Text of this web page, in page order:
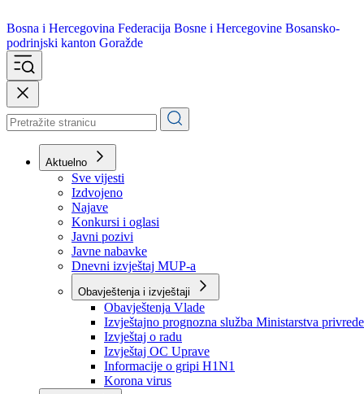
Bosna i Hercegovina
podrinjski kanton Goražde
Aktuelno
Sve vijesti
Izdvojeno
Najave
Konkursi i oglasi
Javni pozivi
Javne nabavke
Dnevni izvještaj MUP-a
Obavještenja i izvještaji
Obavještenja Vlade
Izvještajno prognozna služba Ministarstva privrede
Izvještaj o radu